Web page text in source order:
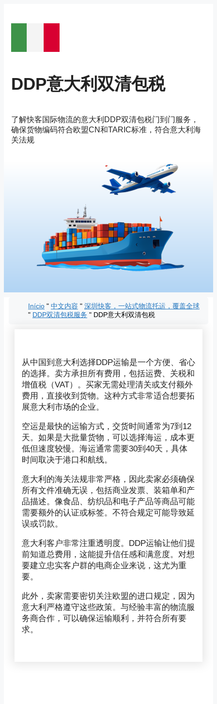
DDP意大利双清包税
了解快客国际物流的意大利DDP双清包税门到门服务，
确保货物编码符合欧盟CN和TARIC标准，符合意大利海
关法规
Início " 中文内容 " 深圳快客，一站式物流托运，覆盖全球
" DDP双清包税服务 " DDP意大利双清包税
从中国到意大利选择DDP运输是一个方便、省心
的选择。卖方承担所有费用，包括运费、关税和
增值税（VAT）。买家无需处理清关或支付额外
费用，直接收到货物。这种方式非常适合想要拓
展意大利市场的企业。
空运是最快的运输方式，交货时间通常为7到12
天。如果是大批量货物，可以选择海运，成本更
低但速度较慢。海运通常需要30到40天，具体
时间取决于港口和航线。
意大利的海关法规非常严格，因此卖家必须确保
所有文件准确无误，包括商业发票、装箱单和产
品描述。像食品、纺织品和电子产品等商品可能
需要额外的认证或标签。不符合规定可能导致延
误或罚款。
意大利客户非常注重透明度。DDP运输让他们提
前知道总费用，这能提升信任感和满意度。对想
要建立忠实客户群的电商企业来说，这尤为重
要。
此外，卖家需要密切关注欧盟的进口规定，因为
意大利严格遵守这些政策。与经验丰富的物流服
务商合作，可以确保运输顺利，并符合所有要
求。